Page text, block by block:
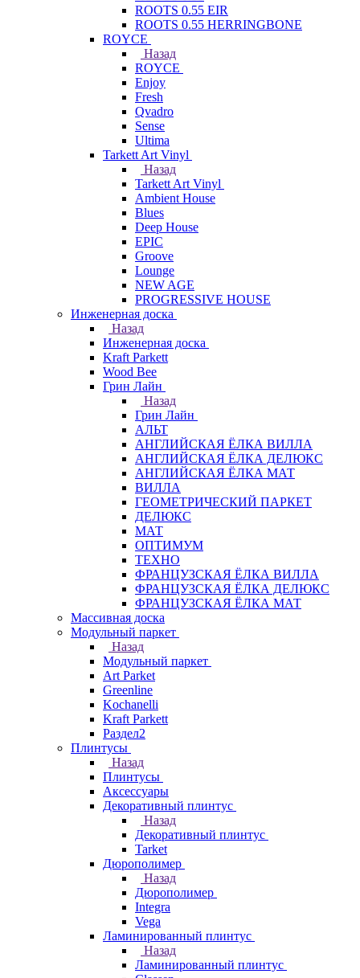
ROOTS 0.55 EIR
ROOTS 0.55 HERRINGBONE
ROYCE
Назад
ROYCE
Enjoy
Fresh
Qvadro
Sense
Ultima
Tarkett Art Vinyl
Назад
Tarkett Art Vinyl
Ambient House
Blues
Deep House
EPIC
Groove
Lounge
NEW AGE
PROGRESSIVE HOUSE
Инженерная доска
Назад
Инженерная доска
Kraft Parkett
Wood Bee
Грин Лайн
Назад
Грин Лайн
АЛЬТ
АНГЛИЙСКАЯ ЁЛКА ВИЛЛА
АНГЛИЙСКАЯ ЁЛКА ДЕЛЮКС
АНГЛИЙСКАЯ ЁЛКА МАТ
ВИЛЛА
ГЕОМЕТРИЧЕСКИЙ ПАРКЕТ
ДЕЛЮКС
МАТ
ОПТИМУМ
ТЕХНО
ФРАНЦУЗСКАЯ ЁЛКА ВИЛЛА
ФРАНЦУЗСКАЯ ЁЛКА ДЕЛЮКС
ФРАНЦУЗСКАЯ ЁЛКА МАТ
Массивная доска
Модульный паркет
Назад
Модульный паркет
Art Parket
Greenline
Kochanelli
Kraft Parkett
Раздел2
Плинтусы
Назад
Плинтусы
Аксессуары
Декоративный плинтус
Назад
Декоративный плинтус
Tarket
Дюрополимер
Назад
Дюрополимер
Integra
Vega
Ламинированный плинтус
Назад
Ламинированный плинтус